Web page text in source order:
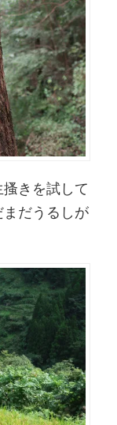
きを試して
だうるしが